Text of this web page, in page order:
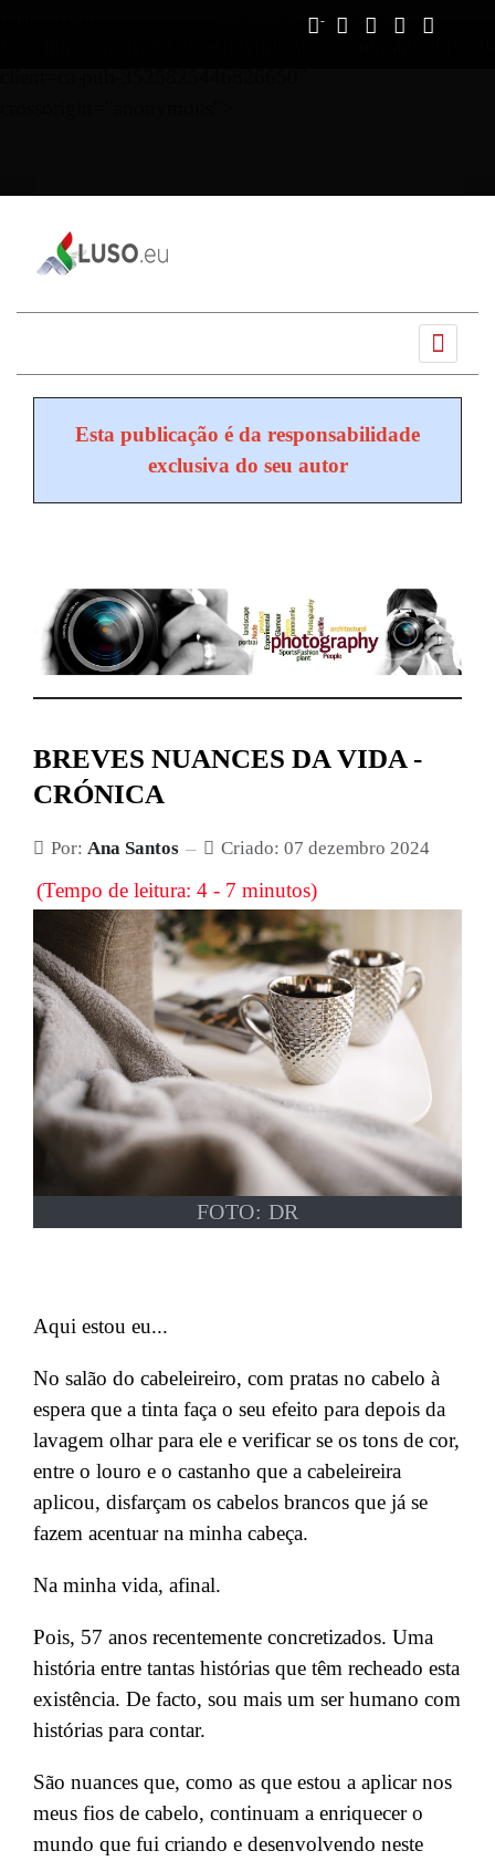
Esta publicação é da responsabilidade
exclusiva do seu autor
BREVES NUANCES DA VIDA -
CRÓNICA
Por: Ana Santos Criado: 07 dezembro 2024
(Tempo de leitura: 4 - 7 minutos)
FOTO: DR
Aqui estou eu...
No salão do cabeleireiro, com pratas no cabelo à
espera que a tinta faça o seu efeito para depois da
lavagem olhar para ele e verificar se os tons de cor,
entre o louro e o castanho que a cabeleireira
aplicou, disfarçam os cabelos brancos que já se
fazem acentuar na minha cabeça.
Na minha vida, afinal.
Pois, 57 anos recentemente concretizados. Uma
história entre tantas histórias que têm recheado esta
existência. De facto, sou mais um ser humano com
histórias para contar.
São nuances que, como as que estou a aplicar nos
meus fios de cabelo, continuam a enriquecer o
mundo que fui criando e desenvolvendo neste
Ano
Mês
Próximo
Próximo